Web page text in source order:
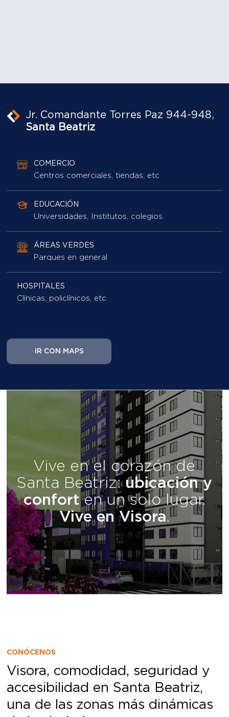
COMERCIO
EDUCACIÓN
Universidades, Institutos, colegios.
ÁREAS VERDES
Parques en general
HOSPITALES
Clínicas, policlínicos, etc.
Vive en el corazón de
Santa Beatriz:ubicación y
conforten un solo lugar.
Vive en Visora.
accesibilidad en Santa Beatriz,
una de las zonas más dinámicas
de la ciudad.
Diseño arquitectónico del conjunto residencial con el